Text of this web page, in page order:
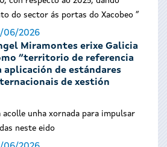
do sector ás portas do Xacobeo ”
06/2026
Miramontes erixe Galicia
“territorio de referencia
aplicación de estándares
de xestión
acolle unha xornada para impulsar
neste eido